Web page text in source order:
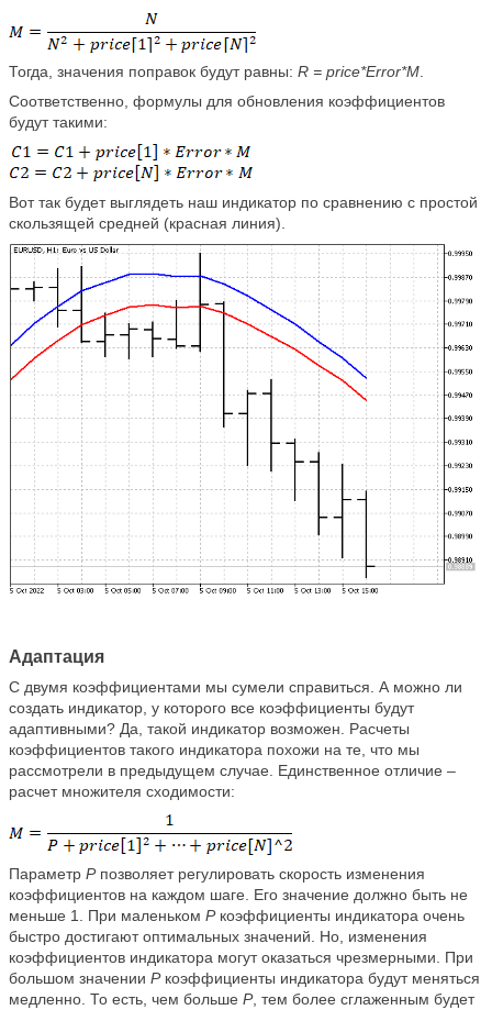
Тогда, значения поправок будут равны: R = price*Error*M
Соответственно, формулы для обновления коэффициентов
будут такими:
Вот так будет выглядеть наш индикатор по сравнению с простой
скользящей средней (красная линия).
Адаптация
С двумя коэффициентами мы сумели справиться. А можно ли
создать индикатор, у которого все коэффициенты будут
адаптивными? Да, такой индикатор возможен. Расчеты
коэффициентов такого индикатора похожи на те, что мы
рассмотрели в предыдущем случае. Единственное отличие –
расчет множителя сходимости:
Параметр Pпозволяет регулировать скорость изменения
коэффициентов на каждом шаге. Его значение должно быть не
меньше 1. При маленьком Pкоэффициенты индикатора очень
быстро достигают оптимальных значений. Но, изменения
коэффициентов индикатора могут оказаться чрезмерными. При
большом значении Pкоэффициенты индикатора будут меняться
медленно. То есть, чем больше P, тем более сглаженным будет